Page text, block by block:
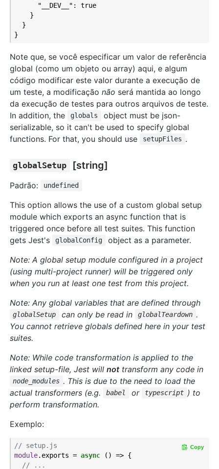
      "__DEV__": true
    }
  }
Note que, se você especificar um valor de referência
global (como um objeto ou array) aqui, e algum
código modificar este valor durante a execução de
um teste, a modificação não será mantida ao longo
da execução de testes para outros arquivos de teste.
In addition, the
globals
object must be json-
serializable, so it can't be used to specify global
functions. For that, you should use
setupFiles .
globalSetup [string]
Padrão: undefined
This option allows the use of a custom global setup
module which exports an async function that is
triggered once before all test suites. This function
gets Jest's
globalConfig
object as a parameter.
Note: A global setup module configured in a project
(using multi-project runner) will be triggered only
when you run at least one test from this project.
Note: Any global variables that are defined through
globalSetup can only be read in globalTeardown .
You cannot retrieve globals defined here in your test
suites.
Note: While code transformation is applied to the
linked setup-file, Jest will not transform any code in
node_modules . This is due to the need to load the
actual transformers (e.g.
babel or typescript ) to
perform transformation.
Exemplo:
// setup.js
module.exports = async () => {
// ...
Copy